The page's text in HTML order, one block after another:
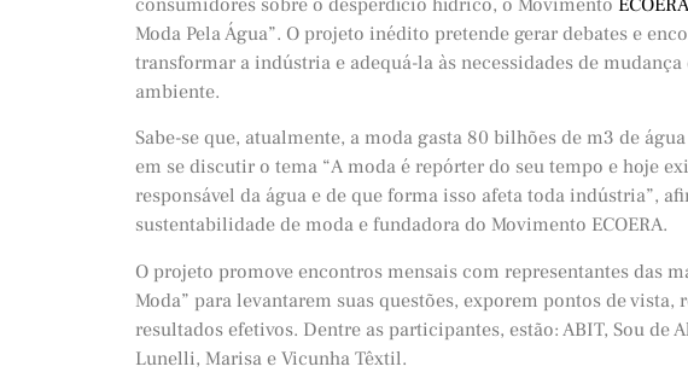
consumidores sobre o desperdício hídrico, o Movimento ECOERA
Moda Pela Água”. O projeto inédito pretende gerar debates e
transformar a indústria e adequá-la às necessidades de
ambiente.
Sabe-se que, atualmente, a moda gasta 80 bilhões de m3 de
em se discutir o tema “A moda é repórter do seu tempo e hoje
responsável da água e de que forma isso afeta toda indústria”,
sustentabilidade de moda e fundadora do Movimento ECOERA.
O projeto promove encontros mensais com representantes das
Moda” para levantarem suas questões, exporem pontos de
resultados efetivos. Dentre as participantes, estão: ABIT, Sou de
Lunelli, Marisa e Vicunha Têxtil.